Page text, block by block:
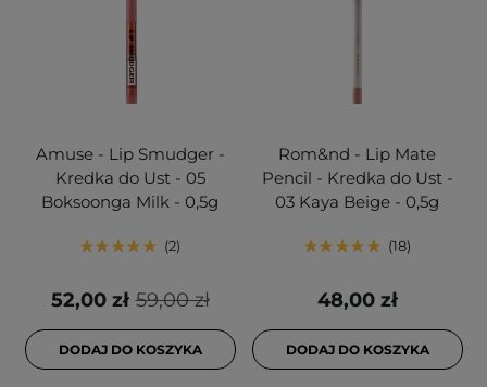
Amuse - Lip Smudger -
Kredka do Ust - 05
Boksoonga Milk - 0,5g
2
59,00 zł
52,00 zł
DODAJ DO KOSZYKA
Rom&nd - Lip Mate
Pencil - Kredka do Ust -
03 Kaya Beige - 0,5g
18
48,00 zł
DODAJ DO KOSZYKA